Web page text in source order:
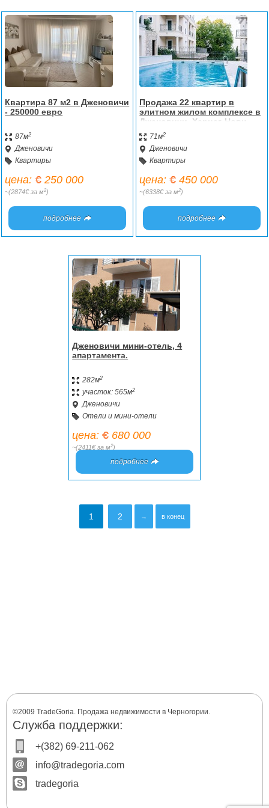
Квартира 87 м2 в Дженовичи
- 250000 евро
87м2
Дженовичи
Квартиры
цена: 250 000
~(2874€ за м2)
подробнее
Продажа 22 квартир в
элитном жилом комплексе в
Дженовичи, Херцег-Нови.
71м2
Дженовичи
Квартиры
цена: 450 000
~(6338€ за м2)
подробнее
Дженовичи мини-отель, 4
апартамента.
282м2
участок: 565м2
Дженовичи
Отели и мини-отели
цена: 680 000
~(2411€ за м2)
подробнее
1 2 → в конец
©2009 TradeGoria. Продажа недвижимости в Черногории.
Служба поддержки:
+(382) 69-211-062
info@tradegoria.com
tradegoria